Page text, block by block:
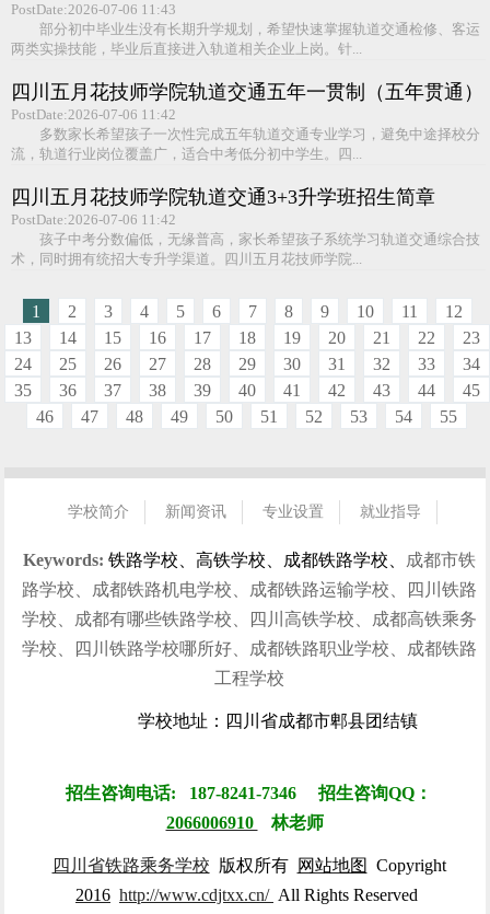
PostDate:2026-07-06 11:43
部分初中毕业生没有长期升学规划，希望快速掌握轨道交通检修、客运
两类实操技能，毕业后直接进入轨道相关企业上岗。针...
四川五月花技师学院轨道交通五年一贯制（五年贯通）
大专班招生招生简章
PostDate:2026-07-06 11:42
多数家长希望孩子一次性完成五年轨道交通专业学习，避免中途择校分
流，轨道行业岗位覆盖广，适合中考低分初中学生。四...
四川五月花技师学院轨道交通3+3升学班招生简章
PostDate:2026-07-06 11:42
孩子中考分数偏低，无缘普高，家长希望孩子系统学习轨道交通综合技
术，同时拥有统招大专升学渠道。四川五月花技师学院...
1 2 3 4 5 6 7 8 9 10 11
12
13
14 15 16 17 18 19 20 21 22
23
24
25 26 27 28 29 30 31 32 33
34
35
36 37 38 39 40 41 42 43 44
45
46
47 48 49 50 51 52 53 54 55
学校简介 新闻资讯 专业设置
就业指导
联系我们
Keywords: 铁路学校、高铁学校、成都铁路学校、 成都市铁
路学校、成都铁路机电学校、成都铁路运输学校、四川铁路
学校、成都有哪些铁路学校、四川高铁学校、成都高铁乘务
学校、四川铁路学校哪所好、成都铁路职业学校、成都铁路
工程学校
学校地址：四川省成都市郫县团结镇
招生咨询电话: 187-8241-7346 招生咨询QQ：
2066006910
林老师
四川省铁路乘务学校 版权所有 网站地图 Copyright
2016 http://www.cdjtxx.cn/ All Rights Reserved